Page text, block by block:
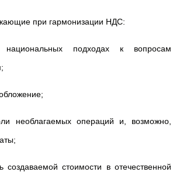
при гармонизации НДС:
подходах к вопросам
необлагаемых операций и, возможно,
создаваемой стоимости в отечественной